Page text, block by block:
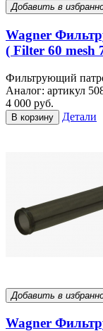
Добавить в
Wagner
( Filter 60 mesh
Фильтрующий
Аналог: артикул
4 000 руб.
В корзину Детали
Добавить в
Wagner